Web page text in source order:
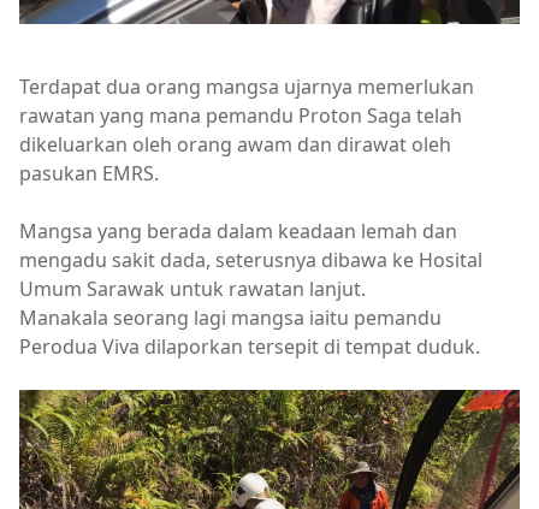
Terdapat dua orang mangsa ujarnya memerlukan
rawatan yang mana pemandu Proton Saga telah
dikeluarkan oleh orang awam dan dirawat oleh
pasukan EMRS.
Mangsa yang berada dalam keadaan lemah dan
mengadu sakit dada, seterusnya dibawa ke Hosital
Umum Sarawak untuk rawatan lanjut.
Manakala seorang lagi mangsa iaitu pemandu
Perodua Viva dilaporkan tersepit di tempat duduk.